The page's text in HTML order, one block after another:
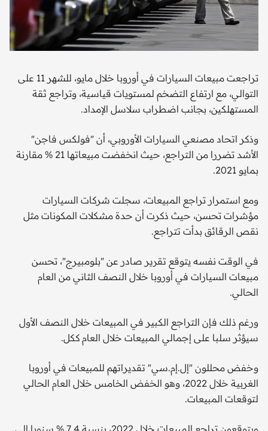
تراجعت مبيعات السيارات في أوروبا خلال مايو، للشهر 11 على
التوالي، مع ارتفاع التضخم لمستويات قياسية، وتراجع ثقة
المستهلكين، بجانب اضطراب سلاسل الإمداد.
وذكر اتحاد مصنعي السيارات الأوروبي، أن "فولكس فاجن"
الأشد تضررا من التراجع، حيث انخفضت مبيعاتها 21 % مقارنة
بمايو 2021.
ومع استمرار تراجع المبيعات، سجلت شركات السيارات
مؤشرات تحسن، حيث ذكرت أن حدة مشكلات المكونات مثل
نقص الرقائق بدأت تتراجع.
في الوقت نفسه يتوقع تقرير صادر عن "بلومبيرج"، تحسن
مبيعات السيارات في أوروبا خلال النصف الثاني من العام
الحالي.
ورغم ذلك فإن التراجع الكبير في المبيعات خلال النصف الأول
سيؤثر سلبا على إجمالي المبيعات خلال العام ككل.
وخفض محللون "إل.إم.سي" تقديراتهم للمبيعات في أوروبا
الغربية خلال 2022، وهو الخفض الخامس خلال العام الحالي
لتوقعات المبيعات.